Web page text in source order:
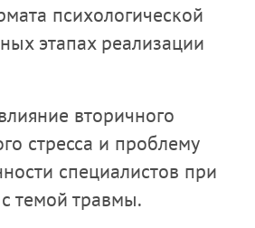
психологической
этапах реализации
вторичного
стресса и проблему
специалистов при
темой травмы.